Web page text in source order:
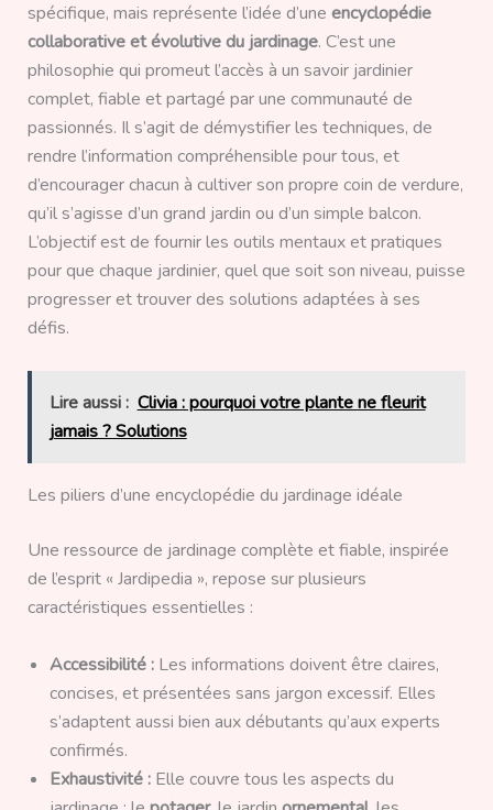
spécifique, mais représente l’idée d’une encyclopédie
collaborative et évolutive du jardinage. C’est une
philosophie qui promeut l’accès à un savoir jardinier
complet, fiable et partagé par une communauté de
passionnés. Il s’agit de démystifier les techniques, de
rendre l’information compréhensible pour tous, et
d’encourager chacun à cultiver son propre coin de verdure,
qu’il s’agisse d’un grand jardin ou d’un simple balcon.
L’objectif est de fournir les outils mentaux et pratiques
pour que chaque jardinier, quel que soit son niveau, puisse
progresser et trouver des solutions adaptées à ses
défis.
Lire aussi : Clivia : pourquoi votre plante ne fleurit
jamais ? Solutions
Les piliers d’une encyclopédie du jardinage idéale
Une ressource de jardinage complète et fiable, inspirée
de l’esprit « Jardipedia », repose sur plusieurs
caractéristiques essentielles :
Accessibilité :Les informations doivent être claires,
concises, et présentées sans jargon excessif. Elles
s’adaptent aussi bien aux débutants qu’aux experts
confirmés.
Exhaustivité :Elle couvre tous les aspects du